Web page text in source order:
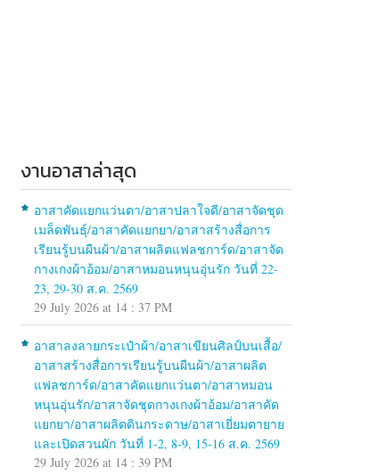
งานอาสาล่าสุด
อาสาคัดแยกแว่นตา/อาสาปลาใจดี/อาสาจัดชุด
เมล็ดพันธุ์/อาสาคัดแยกยา/อาสาสร้างสื่อการ
เรียนรู้บนผืนผ้า/อาสาผลิตแฟลชการ์ด/อาสาจัด
กางเกงผ้าอ้อม/อาสาหมอนหนุนอุ่นรัก วันที่ 22-
23, 29-30 ส.ค. 2569
29 July 2026 at 14 : 37 PM
อาสาลงลายกระเป๋าผ้า/อาสาเขียนศิลป์บนเสื้อ/
อาสาสร้างสื่อการเรียนรู้บนผืนผ้า/อาสาผลิต
แฟลชการ์ด/อาสาคัดแยกแว่นตา/อาสาหมอน
หนุนอุ่นรัก/อาสาจัดชุดกางเกงผ้าอ้อม/อาสาคัด
แยกยา/อาสาผลิตดินกระดาษ/อาสาเยี่ยมตายาย
และเปิดสวนผัก วันที่ 1-2, 8-9, 15-16 ส.ค. 2569
29 July 2026 at 14 : 39 PM